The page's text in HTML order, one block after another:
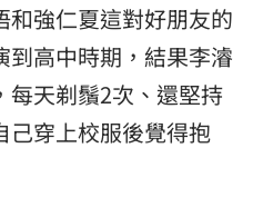
強仁夏這對好朋友的
到高中時期，結果李濬
每天剃鬚2次、還堅持
己穿上校服後覺得抱